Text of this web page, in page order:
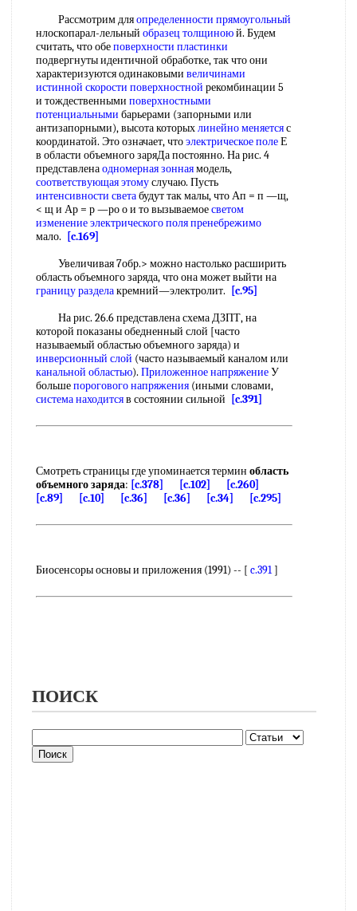
Рассмотрим дляопределенности прямоугольный
нлоскопарал-лельный образец толщиноюй. Будем
считать, что обеповерхности пластинки
подвергнуты идентичной обработке, так что они
характеризуются одинаковыми величинами
истинной скорости поверхностной рекомбинации 5
и тождественными поверхностными
потенциальными барьерами (запорными или
антизапорными), высота которыхлинейно меняетсяс
координатой. Это означает, чтоэлектрическое полеЕ
в области объемного заряДа постоянно. На рис. 4
представленаодномерная зоннаямодель,
соответствующая этомуслучаю. Пусть
интенсивности светабудут так малы, что Ап = п —щ,
< щ и Ар = р —ро о и то вызываемоесветом
изменениеэлектрического поляпренебрежимо
мало.
[c.169]
Увеличивая 7обр.> можно настолько расширить
область объемного заряда, что она может выйти на
границу разделакремний—электролит.
[c.95]
На рис. 26.6 представлена схема ДЗПТ, на
которой показаны обедненный слой [часто
называемый областью объемного заряда) и
инверсионный слой (часто называемый каналом или
канальной областью). Приложенное напряжениеУ
большепорогового напряжения (иными словами,
система находитсяв состоянии сильной [c.391]
Смотреть страницы где упоминается термин область
объемного заряда: [c.378] [c.102]
[c.260]
[c.89]
[c.10] [c.36] [c.36] [c.34] [c.295]
Биосенсоры основы и приложения (1991) -- [ c.391]
ПОИСК